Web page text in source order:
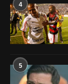
4
5